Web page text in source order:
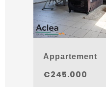
Appartement
€245.000